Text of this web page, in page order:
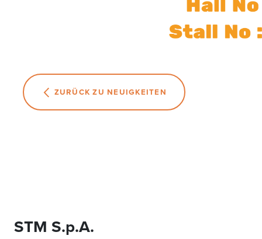
ZURÜCK ZU NEUIGKEITEN
STM S.p.A.